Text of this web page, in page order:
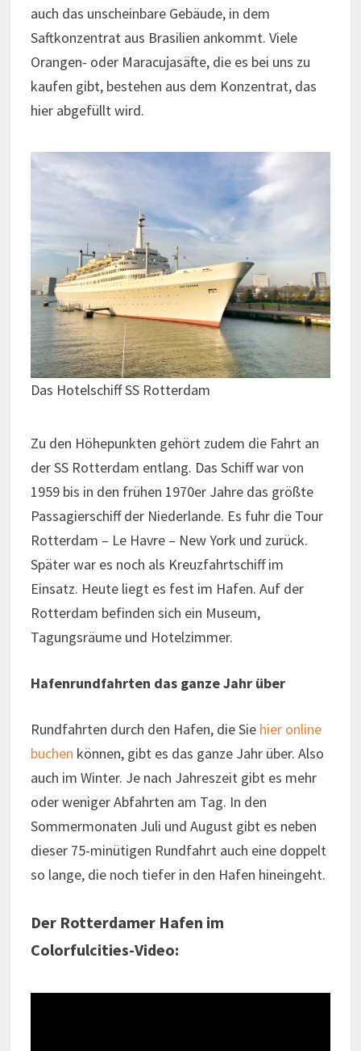
auch das unscheinbare Gebäude, in dem
Saftkonzentrat aus Brasilien ankommt. Viele
Orangen- oder Maracujasäfte, die es bei uns zu
kaufen gibt, bestehen aus dem Konzentrat, das
hier abgefüllt wird.
Das Hotelschiff SS Rotterdam
Zu den Höhepunkten gehört zudem die Fahrt an
der SS Rotterdam entlang. Das Schiff war von
1959 bis in den frühen 1970er Jahre das größte
Passagierschiff der Niederlande. Es fuhr die Tour
Rotterdam – Le Havre – New York und zurück.
Später war es noch als Kreuzfahrtschiff im
Einsatz. Heute liegt es fest im Hafen. Auf der
Rotterdam befinden sich ein Museum,
Tagungsräume und Hotelzimmer.
Hafenrundfahrten das ganze Jahr über
Rundfahrten durch den Hafen, die Sie hier online
buchen können, gibt es das ganze Jahr über. Also
auch im Winter. Je nach Jahreszeit gibt es mehr
oder weniger Abfahrten am Tag. In den
Sommermonaten Juli und August gibt es neben
dieser 75-minütigen Rundfahrt auch eine doppelt
so lange, die noch tiefer in den Hafen hineingeht.
Der Rotterdamer Hafen im
Colorfulcities-Video: